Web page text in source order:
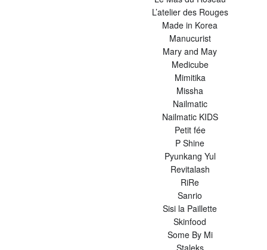
L’atelier des Rouges
Made in Korea
Manucurist
Mary and May
Medicube
Mimitika
Missha
Nailmatic
Nailmatic KIDS
Petit fée
P Shine
Pyunkang Yul
Revitalash
RiRe
Sanrio
Sisi la Paillette
Skinfood
Some By Mi